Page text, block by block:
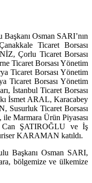
Osman SARI’nın
Ticaret Borsası
Çorlu Ticaret Borsası
Ticaret Borsası Yönetim
Ticaret Borsası Yönetim
Ticaret Borsası Yönetim
İstanbul Ticaret Borsası
İsmet ARAL, Karacabey
Susurluk Ticaret Borsası
Marmara Ürün Piyasası
ŞATIROĞLU ve İş
KARAMAN katıldı.
Başkanı Osman SARI,
bölgemize ve ülkemize